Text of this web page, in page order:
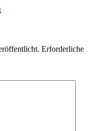
Erforderliche